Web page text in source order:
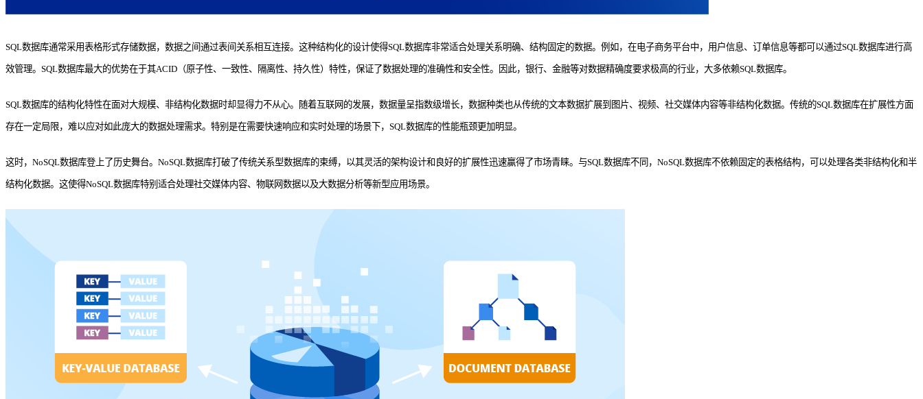
SQL数据库通常采用表格形式存储数据，数据之间通过表间关系相互连接。这种结构化的设计使得SQL数据库非常适合处理关系明确、结构固定的数据。例如，在电子商务平台中，用户信息、订单信息等都可以通过SQL数据库进行高
效管理。SQL数据库最大的优势在于其ACID（原子性、一致性、隔离性、持久性）特性，保证了数据处理的准确性和安全性。因此，银行、金融等对数据精确度要求极高的行业，大多依赖SQL数据库。
SQL数据库的结构化特性在面对大规模、非结构化数据时却显得力不从心。随着互联网的发展，数据量呈指数级增长，数据种类也从传统的文本数据扩展到图片、视频、社交媒体内容等非结构化数据。传统的SQL数据库在扩展性方面
存在一定局限，难以应对如此庞大的数据处理需求。特别是在需要快速响应和实时处理的场景下，SQL数据库的性能瓶颈更加明显。
这时，NoSQL数据库登上了历史舞台。NoSQL数据库打破了传统关系型数据库的束缚，以其灵活的架构设计和良好的扩展性迅速赢得了市场青睐。与SQL数据库不同，NoSQL数据库不依赖固定的表格结构，可以处理各类非结构化和半
结构化数据。这使得NoSQL数据库特别适合处理社交媒体内容、物联网数据以及大数据分析等新型应用场景。